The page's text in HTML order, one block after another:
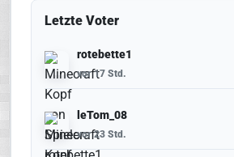
Letzte Voter
rotebette1
vor 17 Std.
leTom_08
vor 23 Std.